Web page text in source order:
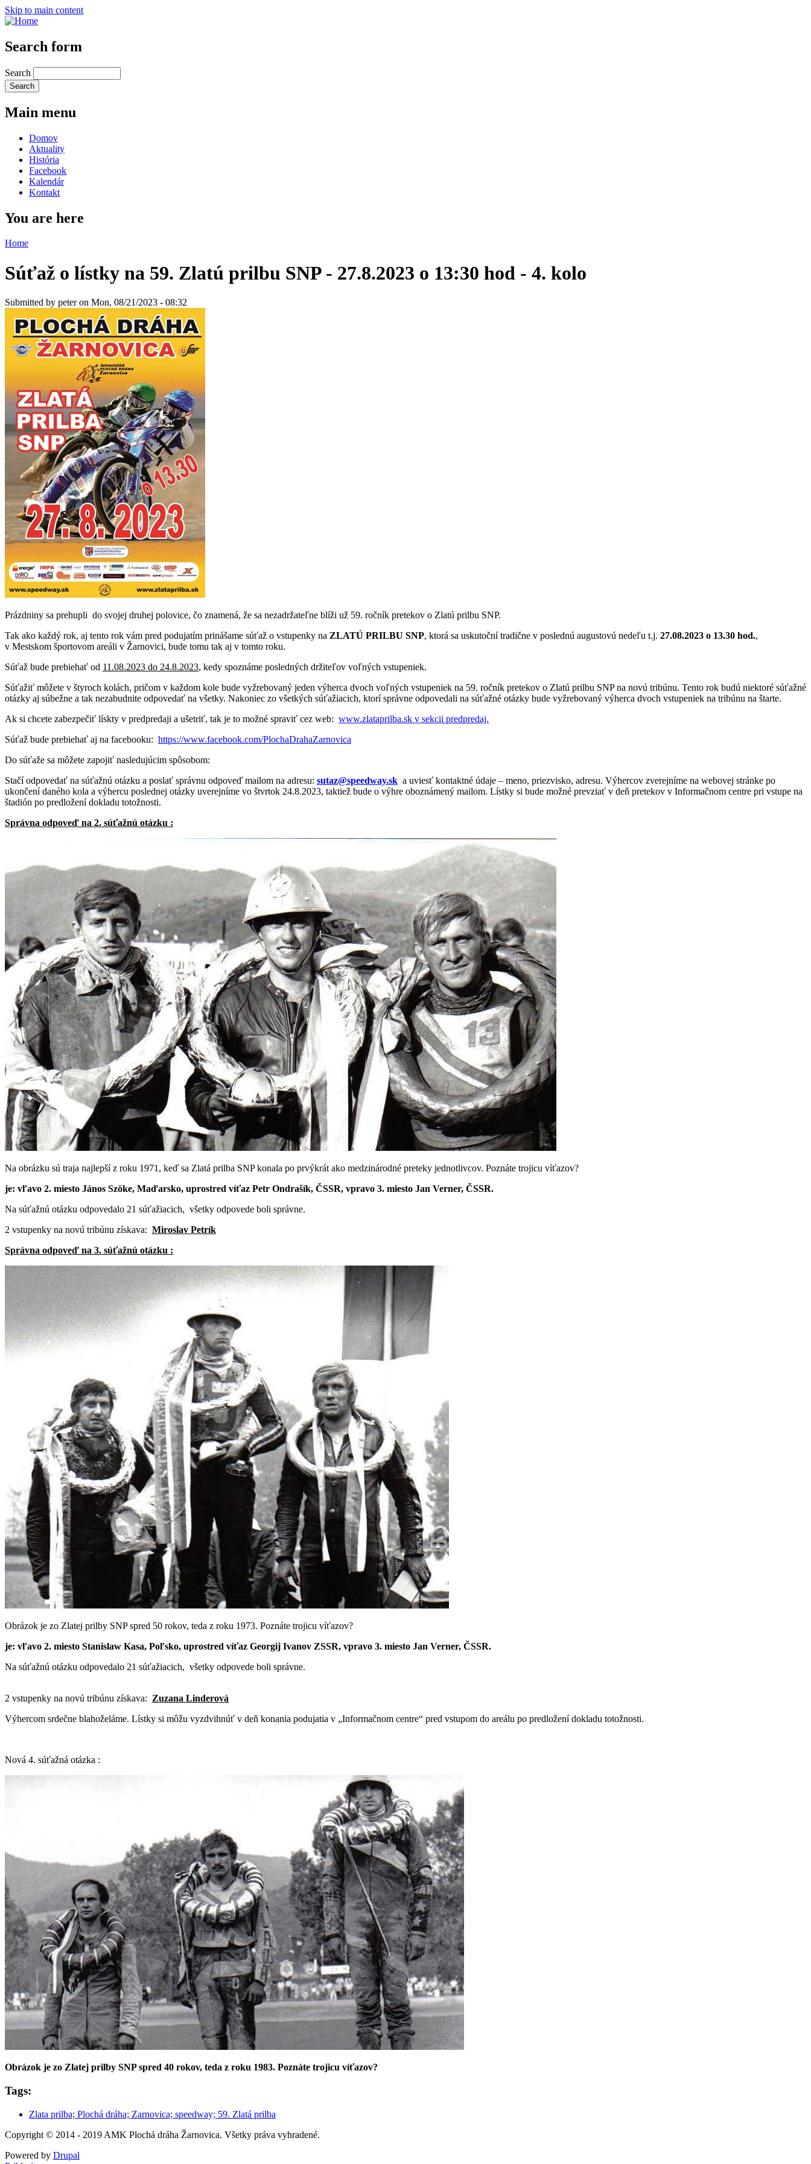
Skip to main content
Search form
Search
Main menu
Domov
Aktuality
História
Facebook
Kalendár
Kontakt
You are here
Home
Súťaž o lístky na 59. Zlatú prilbu SNP - 27.8.2023 o 13:30 hod - 4. kolo
Submitted by peteron Mon, 08/21/2023 - 08:32
Prázdniny sa prehupli do svojej druhej polovice, čo znamená, že sa nezadržateľne blíži už 59. ročník pretekov o Zlatú prilbu SNP.
Tak ako každý rok, aj tento rok vám pred podujatím prinášame súťaž o vstupenky na ZLATÚ PRILBU SNP, ktorá sa uskutoční tradične v poslednú augustovú nedeľu t.j. 27.08.2023 o 13.30 hod.,
v Mestskom športovom areáli v Žarnovici, bude tomu tak aj v tomto roku.
Súťaž bude prebiehať od 11.08.2023 do 24.8.2023, kedy spoznáme posledných držiteľov voľných vstupeniek.
Súťažiť môžete v štyroch kolách, pričom v každom kole bude vyžrebovaný jeden výherca dvoch voľných vstupeniek na 59. ročník pretekov o Zlatú prilbu SNP na novú tribúnu. Tento rok budú niektoré súťažné
otázky aj súbežne a tak nezabudnite odpovedať na všetky. Nakoniec zo všetkých súťažiacich, ktorí správne odpovedali na súťažné otázky bude vyžrebovaný výherca dvoch vstupeniek na tribúnu na štarte.
Ak si chcete zabezpečiť lískty v predpredaji a ušetriť, tak je to možné spraviť cez web: www.zlataprilba.sk v sekcii predpredaj.
Súťaž bude prebiehať aj na facebooku: https://www.facebook.com/PlochaDrahaZarnovica
Do súťaže sa môžete zapojiť nasledujúcim spôsobom:
Stačí odpovedať na súťažnú otázku a poslať správnu odpoveď mailom na adresu: sutaz@speedway.sk a uviesť kontaktné údaje – meno, priezvisko, adresu. Výhercov zverejníme na webovej stránke po
ukončení daného kola a výhercu poslednej otázky uverejníme vo štvrtok 24.8.2023, taktiež bude o výhre oboznámený mailom. Lístky si bude možné prevziať v deň pretekov v Informačnom centre pri vstupe na
štadión po predložení dokladu totožnosti.
Správna odpoveď na 2. súťažnú otázku :
Na obrázku sú traja najlepší z roku 1971, keď sa Zlatá prilba SNP konala po prvýkrát ako medzinárodné preteky jednotlivcov. Poznáte trojicu víťazov?
je: vľavo 2. miesto János Szöke, Maďarsko, uprostred víťaz Petr Ondrašík, ČSSR, vpravo 3. miesto Jan Verner, ČSSR.
Na súťažnú otázku odpovedalo 21 súťažiacich, všetky odpovede boli správne.
2 vstupenky na novú tribúnu získava: Miroslav Petrík
Správna odpoveď na 3. súťažnú otázku :
Obrázok je zo Zlatej prilby SNP spred 50 rokov, teda z roku 1973. Poznáte trojicu víťazov?
je: vľavo 2. miesto Stanislaw Kasa, Poľsko, uprostred víťaz Georgij Ivanov ZSSR, vpravo 3. miesto Jan Verner, ČSSR.
Na súťažnú otázku odpovedalo 21 súťažiacich, všetky odpovede boli správne.
2 vstupenky na novú tribúnu získava: Zuzana Linderová
Výhercom srdečne blahoželáme. Lístky si môžu vyzdvihnúť v deň konania podujatia v „Informačnom centre“ pred vstupom do areálu po predložení dokladu totožnosti.
Nová 4. súťažná otázka :
Obrázok je zo Zlatej prilby SNP spred 40 rokov, teda z roku 1983. Poznáte trojicu víťazov?
Tags:
Zlata prilba; Plochá dráha; Zarnovica; speedway; 59. Zlatá prilba
Copyright © 2014 - 2019 AMK Plochá dráha Žarnovica. Všetky práva vyhradené.
Powered by Drupal